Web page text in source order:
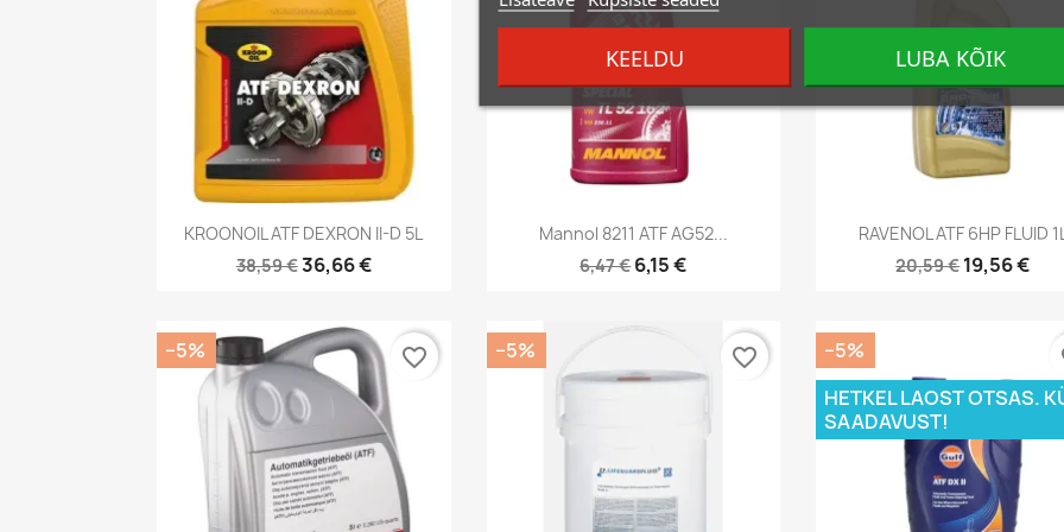
Kiirvaade
KROONOIL ATF DEXRON II-D 5L
38,59 €36,66 €
Kiirvaade
Mannol 8211 ATF AG52...
6,47 €6,15 €
 Kiirvaade
RAVENOL ATF 6HP FLUID 1L
20,59 €19,56 €
−5% favorite_border −5% favorite_border
−5%
HETKEL LAOST OTSAS.
SAADAVUST!
KEELDU LUBA KÕIK